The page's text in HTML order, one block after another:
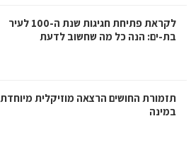
לקראת פתיחת חגיגות שנת ה-100 לעיר
בת-ים: הנה כל מה שחשוב לדעת
תזמורת החושים הרצאה מוזיקלית מיוחדת
במינה